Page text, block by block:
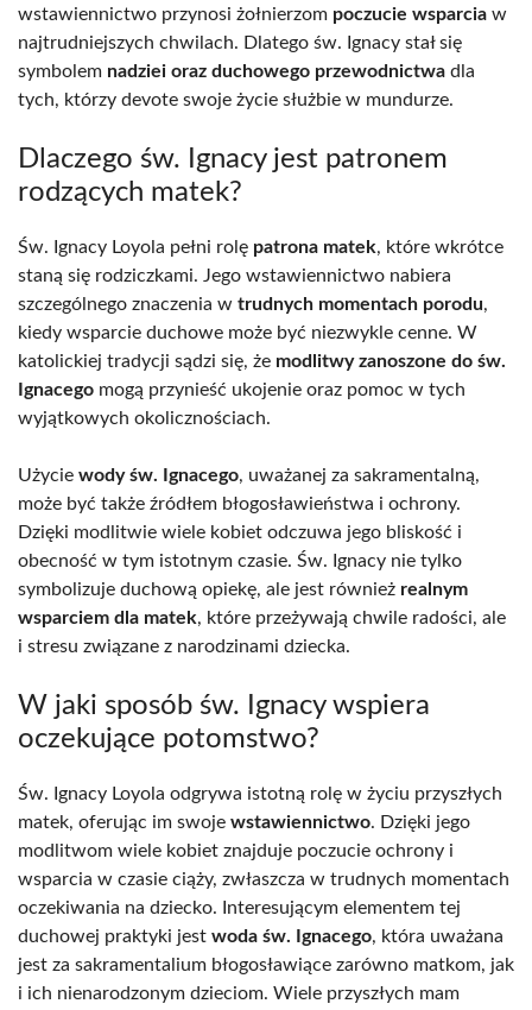
wstawiennictwo przynosi żołnierzom poczucie wsparcia w
najtrudniejszych chwilach. Dlatego św. Ignacy stał się
symbolem nadziei oraz duchowego przewodnictwa dla
tych, którzy devote swoje życie służbie w mundurze.
Dlaczego św. Ignacy jest patronem
rodzących matek?
Św. Ignacy Loyola pełni rolę patrona matek, które wkrótce
staną się rodziczkami. Jego wstawiennictwo nabiera
szczególnego znaczenia w trudnych momentach porodu,
kiedy wsparcie duchowe może być niezwykle cenne. W
katolickiej tradycji sądzi się, że modlitwy zanoszone do św.
Ignacego mogą przynieść ukojenie oraz pomoc w tych
wyjątkowych okolicznościach.
Użycie wody św. Ignacego, uważanej za sakramentalną,
może być także źródłem błogosławieństwa i ochrony.
Dzięki modlitwie wiele kobiet odczuwa jego bliskość i
obecność w tym istotnym czasie. Św. Ignacy nie tylko
symbolizuje duchową opiekę, ale jest również realnym
wsparciem dla matek, które przeżywają chwile radości, ale
i stresu związane z narodzinami dziecka.
W jaki sposób św. Ignacy wspiera
oczekujące potomstwo?
Św. Ignacy Loyola odgrywa istotną rolę w życiu przyszłych
matek, oferując im swoje wstawiennictwo. Dzięki jego
modlitwom wiele kobiet znajduje poczucie ochrony i
wsparcia w czasie ciąży, zwłaszcza w trudnych momentach
oczekiwania na dziecko. Interesującym elementem tej
duchowej praktyki jest woda św. Ignacego, która uważana
jest za sakramentalium błogosławiące zarówno matkom, jak
i ich nienarodzonym dzieciom. Wiele przyszłych mam